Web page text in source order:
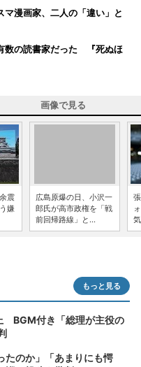
漫画家、二人の「違い」と
数の読書家だった 『死ぬほ
画像で見る
震
嫌
広島原爆の日、小沢一
郎氏が高市政権を「戦
前回帰路線」と...
もっと見る
BGM付き「総理が主役の
たのか」「あまりにも愕